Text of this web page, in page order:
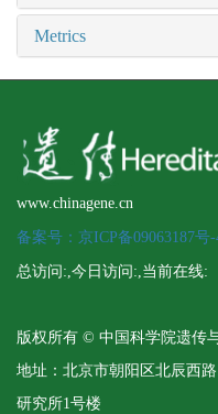
Metrics
www.chinagene.cn
备案号：京ICP备09063187号-
总访问:,今日访问:,当前在线:
版权所有 © 中国科学院遗传
地址：北京市朝阳区北辰西
研究所1号楼